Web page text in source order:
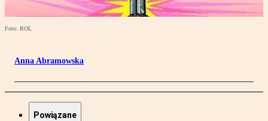
Foto: ROL
Anna Abramowska
Powiązane